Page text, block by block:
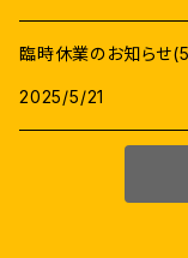
エイミー・ジャクソン
セルヴァラーガヴァン
マニシャルマー
臨時休業のお知らせ
2025/5/21